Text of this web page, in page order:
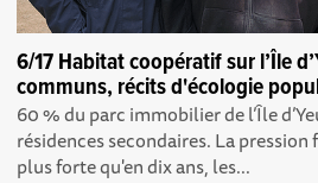
6/17 Habitat coopératif sur l’Île
communs, récits d'écologie
60 % du parc immobilier de l’Île
résidences secondaires. La
plus forte qu'en dix ans, les...